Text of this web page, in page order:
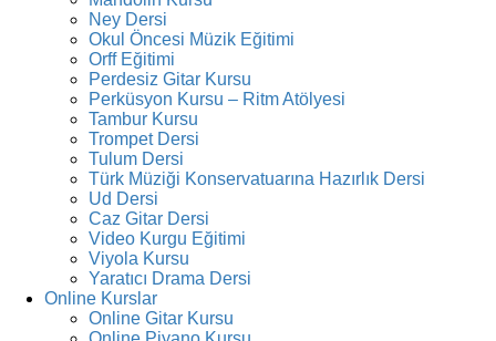
Ney Dersi
Okul Öncesi Müzik Eğitimi
Orff Eğitimi
Perdesiz Gitar Kursu
Perküsyon Kursu – Ritm Atölyesi
Tambur Kursu
Trompet Dersi
Tulum Dersi
Türk Müziği Konservatuarına Hazırlık Dersi
Ud Dersi
Caz Gitar Dersi
Video Kurgu Eğitimi
Viyola Kursu
Yaratıcı Drama Dersi
Online Kurslar
Online Gitar Kursu